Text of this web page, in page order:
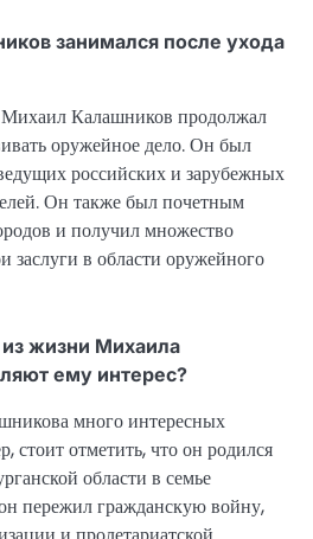
занимался после ухода
Калашников продолжал
оружейное дело. Он был
российских и зарубежных
Он также был почетным
и получил множество
заслуги в области оружейного
жизни Михаила
ему интерес?
много интересных
стоит отметить, что он родился
области в семье
пережил гражданскую войну,